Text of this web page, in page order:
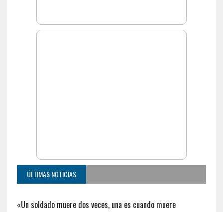
ÚLTIMAS NOTICIAS
«Un soldado muere dos veces, una es cuando muere